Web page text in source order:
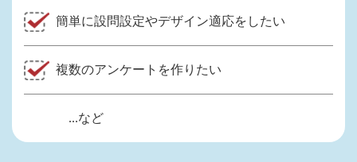
簡単に設問設定やデザイン適応をしたい
複数のアンケートを作りたい
...など